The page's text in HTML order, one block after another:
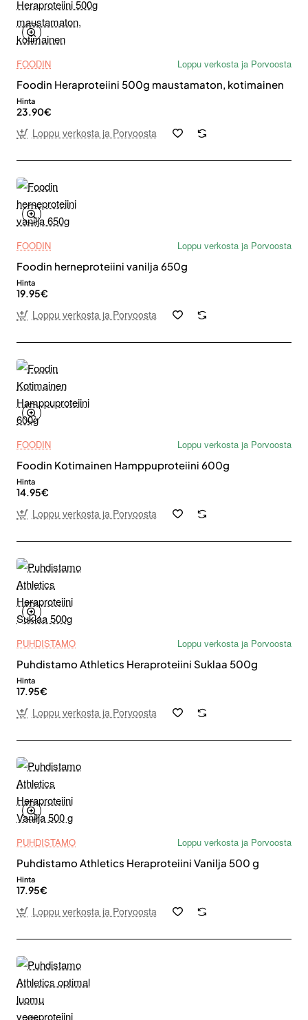
FOODIN
Loppu verkosta ja Porvoosta
Foodin Heraproteiini 500g maustamaton, kotimainen
Hinta
23.90€
Loppu verkosta ja Porvoosta
FOODIN
Loppu verkosta ja Porvoosta
Foodin herneproteiini vanilja 650g
Hinta
19.95€
Loppu verkosta ja Porvoosta
FOODIN
Loppu verkosta ja Porvoosta
Foodin Kotimainen Hamppuproteiini 600g
Hinta
14.95€
Loppu verkosta ja Porvoosta
PUHDISTAMO
Loppu verkosta ja Porvoosta
Puhdistamo Athletics Heraproteiini Suklaa 500g
Hinta
17.95€
Loppu verkosta ja Porvoosta
PUHDISTAMO
Loppu verkosta ja Porvoosta
Puhdistamo Athletics Heraproteiini Vanilja 500 g
Hinta
17.95€
Loppu verkosta ja Porvoosta